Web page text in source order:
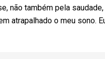
não também pela
atrapalhado o meu sono.